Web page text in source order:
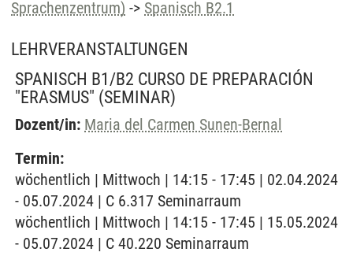
Sprachenzentrum) -> Spanisch B2.1
LEHRVERANSTALTUNGEN
SPANISCH B1/B2 CURSO DE PREPARACIÓN
"ERASMUS" (SEMINAR)
Dozent/in: Maria del Carmen Sunen-Bernal
Termin:
wöchentlich | Mittwoch | 14:15 - 17:45 | 02.04.2024
- 05.07.2024 | C 6.317 Seminarraum
wöchentlich | Mittwoch | 14:15 - 17:45 | 15.05.2024
- 05.07.2024 | C 40.220 Seminarraum